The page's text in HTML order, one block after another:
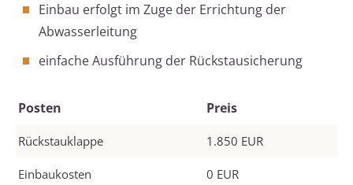
Einbau erfolgt im Zuge der Errichtung der
Abwasserleitung
einfache Ausführung der Rückstausicherung
Posten Preis
Rückstauklappe 1.850 EUR
Einbaukosten 0 EUR